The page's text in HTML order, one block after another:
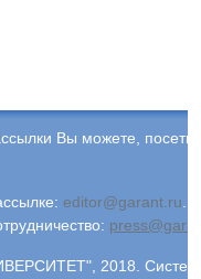
Вы можете,
editor@garant.ru
2018. Система